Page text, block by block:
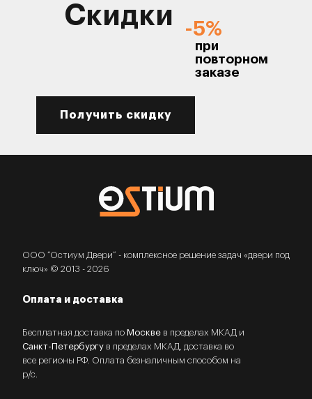
Скидки -5%
при
повторном
заказе
Получить скидку
ООО “Остиум Двери” - комплексное решение задач «двери под
ключ» © 2013 - 2026
Оплата и доставка
Бесплатная доставка по Москве в пределах МКАД и
Санкт-Петербургу в пределах МКАД, доставка во
все регионы РФ. Оплата безналичным способом на
р/с.